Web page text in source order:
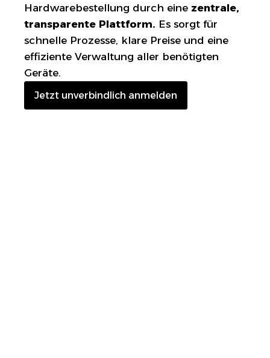
Hardwarebestellung durch eine zentrale,
transparente Plattform. Es sorgt für
schnelle Prozesse, klare Preise und eine
effiziente Verwaltung aller benötigten
Geräte.
Jetzt unverbindlich anmelden